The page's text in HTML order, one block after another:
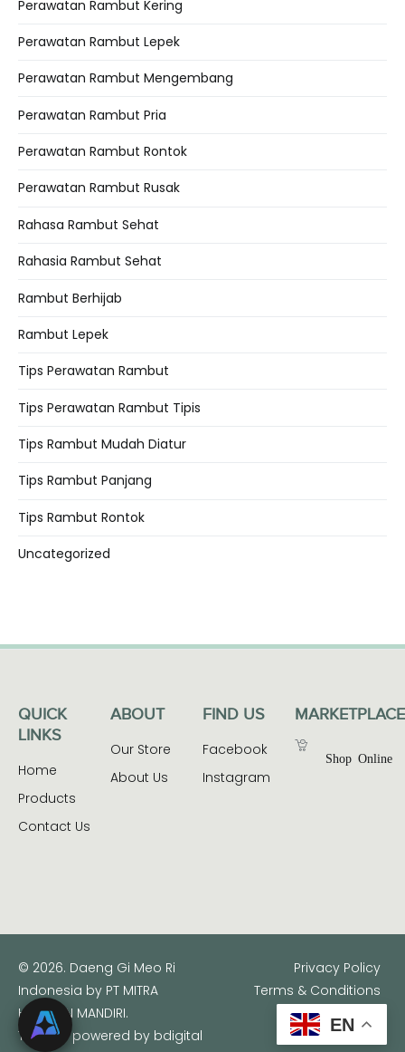
Perawatan Rambut Kering
Perawatan Rambut Lepek
Perawatan Rambut Mengembang
Perawatan Rambut Pria
Perawatan Rambut Rontok
Perawatan Rambut Rusak
Rahasa Rambut Sehat
Rahasia Rambut Sehat
Rambut Berhijab
Rambut Lepek
Tips Perawatan Rambut
Tips Perawatan Rambut Tipis
Tips Rambut Mudah Diatur
Tips Rambut Panjang
Tips Rambut Rontok
Uncategorized
QUICK
LINKS
Home
Products
Contact Us
ABOUT
Our Store
About Us
FIND US
Facebook
Instagram
MARKETPLACE
Shop Online
© 2026. Daeng Gi Meo Ri
Indonesia by PT MITRA
HARAPAN MANDIRI.
This site powered by bdigital
Privacy Policy
Terms & Conditions
EN